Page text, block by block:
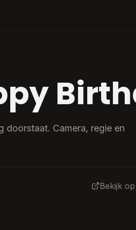
doorstaat. Camera, regie en
Bekijk